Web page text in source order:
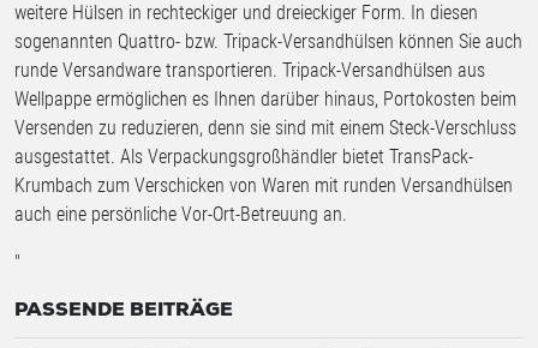
weitere Hülsen in rechteckiger und dreieckiger Form. In diesen
sogenannten Quattro- bzw. Tripack-Versandhülsen können Sie auch
runde Versandware transportieren. Tripack-Versandhülsen aus
Wellpappe ermöglichen es Ihnen darüber hinaus, Portokosten beim
Versenden zu reduzieren, denn sie sind mit einem Steck-Verschluss
ausgestattet. Als Verpackungsgroßhändler bietet TransPack-
Krumbach zum Verschicken von Waren mit runden Versandhülsen
auch eine persönliche Vor-Ort-Betreuung an.
"
PASSENDE BEITRÄGE